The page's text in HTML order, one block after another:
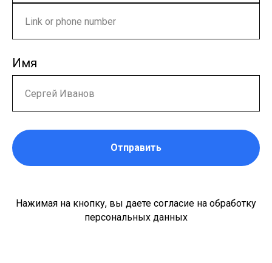
Имя
Отправить
Нажимая на кнопку, вы даете согласие на обработку
персональных данных